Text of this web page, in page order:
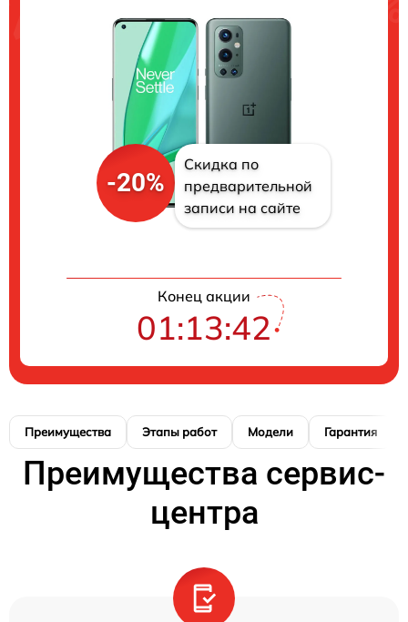
-20%
Скидка по
предварительной
записи на сайте
Конец акции
01:13:41
Преимущества Этапы работ Модели Гарантия
Преимущества сервис-
центра